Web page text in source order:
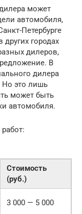
может
автомобиля,
Петербурге
городах
дилеров,
В
дилера
Но это лишь
может быть
автомобиля.
Стоимость
(руб.)
3 000 — 5 000